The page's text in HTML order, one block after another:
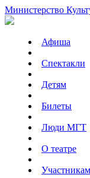
Министерство
Афиша
Спектакли
Детям
Билеты
Люди МГТ
О театре